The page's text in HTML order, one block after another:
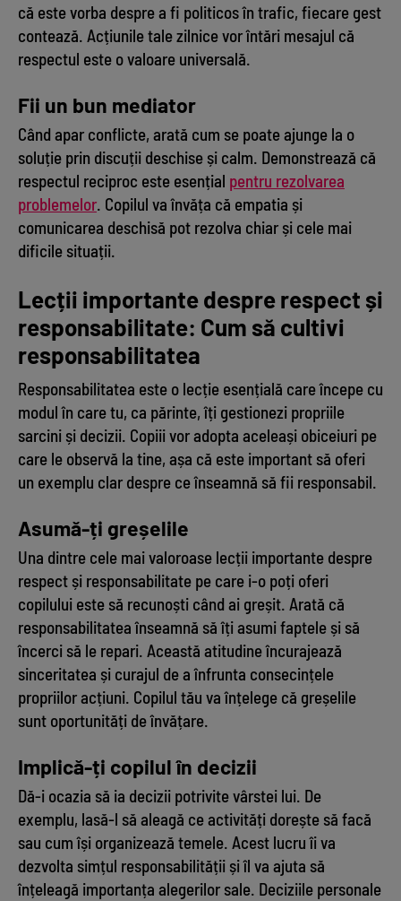
că este vorba despre a fi politicos în trafic, fiecare gest
contează. Acțiunile tale zilnice vor întări mesajul că
respectul este o valoare universală.
Fii un bun mediator
Când apar conflicte, arată cum se poate ajunge la o
soluție prin discuții deschise și calm. Demonstrează că
respectul reciproc este esențial pentru rezolvarea
problemelor. Copilul va învăța că empatia și
comunicarea deschisă pot rezolva chiar și cele mai
dificile situații.
Lecții importante despre respect și
responsabilitate: Cum să cultivi
responsabilitatea
Responsabilitatea este o lecție esențială care începe cu
modul în care tu, ca părinte, îți gestionezi propriile
sarcini și decizii. Copiii vor adopta aceleași obiceiuri pe
care le observă la tine, așa că este important să oferi
un exemplu clar despre ce înseamnă să fii responsabil.
Asumă-ți greșelile
Una dintre cele mai valoroase lecții importante despre
respect și responsabilitate pe care i-o poți oferi
copilului este să recunoști când ai greșit. Arată că
responsabilitatea înseamnă să îți asumi faptele și să
încerci să le repari. Această atitudine încurajează
sinceritatea și curajul de a înfrunta consecințele
propriilor acțiuni. Copilul tău va înțelege că greșelile
sunt oportunități de învățare.
Implică-ți copilul în decizii
Dă-i ocazia să ia decizii potrivite vârstei lui. De
exemplu, lasă-l să aleagă ce activități dorește să facă
sau cum își organizează temele. Acest lucru îi va
dezvolta simțul responsabilității și îl va ajuta să
înțeleagă importanța alegerilor sale. Deciziile personale